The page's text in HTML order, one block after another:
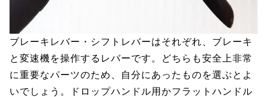
ブレーキレバー・シフトレバーはそれぞれ、ブレーキ
と変速機を操作するレバーです。どちらも安全上非常
に重要なパーツのため、自分にあったものを選ぶとよ
いでしょう。ドロップハンドル用かフラットハンドル